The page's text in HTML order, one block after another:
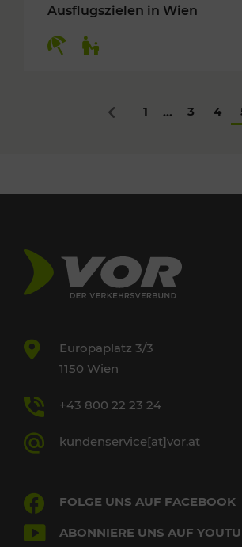
Ausflugszielen in Wien
Zurück
1 ... 3 4
Europaplatz 3/3
1150 Wien
+43 800 22 23 24
kundenservice[at]vor.at
FOLGE UNS AUF FACEBOOK
ABONNIERE UNS AUF